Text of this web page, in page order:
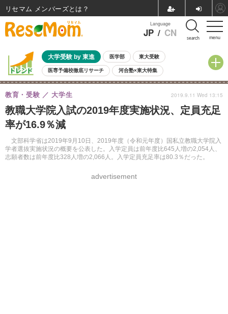
menu
Language
JP / CN search
大学受験 by 東進 医学部 東大受験
医専予備校徹底リサーチ 河合塾×東大特集
親子で考える大学選び 高校受験 中学受験 小学校受験
共通テスト 夏休み
8月開催イベント・WS 全国公立高校 過去問 人気記事
自由研究教材（小学生向け）
教職大学院入試の2019年度実施状況、定員充足
率が16.9％減
文部科学省は2019年9月10日、2019年度（令和元年度）国私立教職大学院入
学者選抜実施状況の概要を公表した。入学定員は前年度比645人増の2,054人、
志願者数は前年度比328人増の2,066人。入学定員充足率は80.3％だった。
教育・受験 大学生
advertisement
2019.9.11 Wed 13:15
リセマム メンバーズ